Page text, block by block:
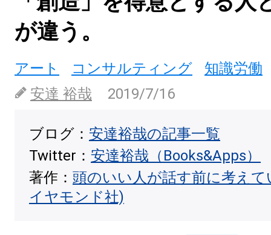
が違う。
アート コンサルティング
知識労働
安達 裕哉
2019/7/16
ブログ： 安達裕哉の記事一覧
Twitter： 安達裕哉（Books&Apps）
著作： 頭のいい人が話す前に考え
イヤモンド社)